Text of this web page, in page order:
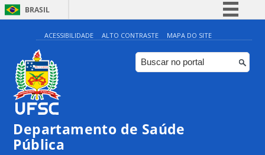
BRASIL
Simplifique!
Comunica BR
Participe
Canais
ACESSIBILIDADE ALTO CONTRASTE MAPA DO SITE
Departamento de Saúde
Pública